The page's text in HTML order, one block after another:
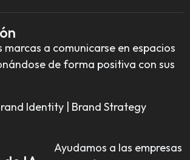
marcas a comunicarse en espacios
de forma positiva con sus
Identity | Brand Strategy
Ayudamos a las empresas